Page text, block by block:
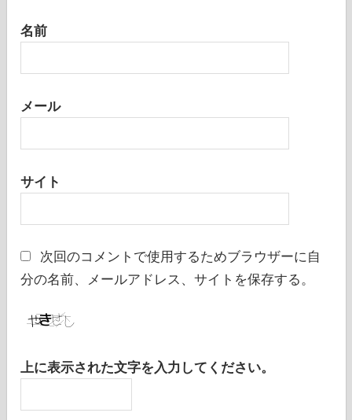
名前
メール
サイト
次回のコメントで使用するためブラウザーに自
分の名前、メールアドレス、サイトを保存する。
上に表示された文字を入力してください。